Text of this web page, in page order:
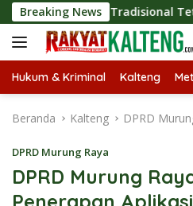
Langsung
ke
konten
Breaking News
Kuliner Tradisional Tetap Lestari
Hukum & Kriminal Kalteng
Beranda Kalteng DPRD
DPRD Murung Raya
DPRD Murung
Penerapan